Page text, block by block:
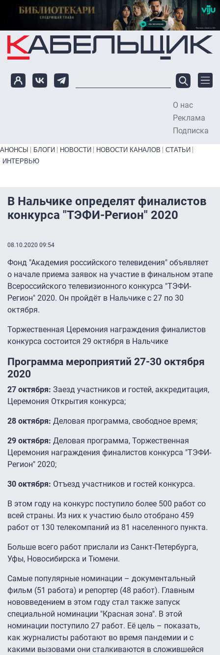
Перейти к основному содержанию
О нас
Реклама
Подписка
Primary links bottom
АНОНСЫ БЛОГИ НОВОСТИ НОВОСТИ КАНАЛОВ
СТАТЬИ
ИНТЕРВЬЮ
В Нальчике определят финалистов
конкурса "ТЭФИ-Регион" 2020
08.10.2020 09:54
Фонд "Академия российского телевидения" объявляет
о начале приема заявок на участие в финальном этапе
Всероссийского телевизионного конкурса "ТЭФИ-
Регион" 2020. Он пройдёт в Нальчике с 27 по 30
октября.
Торжественная Церемония награждения финалистов
конкурса состоится 29 октября в Нальчике
Программа мероприятий 27-30 октября
2020
27 октября: Заезд участников и гостей, аккредитация,
Церемония Открытия конкурса;
28 октября: Деловая программа, свободное время;
29 октября: Деловая программа, Торжественная
Церемония награждения финалистов конкурса "ТЭФИ-
Регион" 2020;
30 октября: Отъезд участников и гостей конкурса.
В этом году на конкурс поступило более 500 работ со
всей страны. Из них к участию было отобрано 459
работ от 130 телекомпаний из 81 населенного пункта.
Больше всего работ прислали из Санкт-Петербурга,
Уфы, Новосибирска и Тюмени.
Самые популярные номинации – документальный
фильм (51 работа) и репортер (48 работ). Главным
нововведением в этом году стал также запуск
специальной номинации "Красная зона". В этой
номинации поступило 27 работ. Её цель – показать,
как журналисты работают во время пандемии и с
какими вызовами они сталкиваются в сложившейся